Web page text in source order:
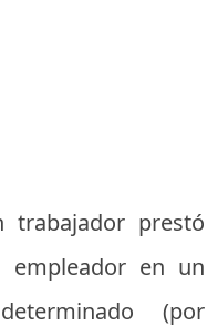
trabajador prestó
empleador en un
(por